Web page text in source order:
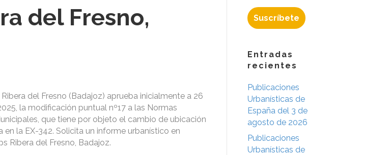
del Fresno,
del Fresno (Badajoz) aprueba inicialmente a 26
la modificación puntual nº17 a las Normas
que tiene por objeto el cambio de ubicación
en la EX-342. Solicita un informe urbanístico en
Ribera del Fresno, Badajoz.
Suscríbete
Entradas
recientes
Publicaciones
Urbanísticas de
España del 3 de
agosto de 2026
Publicaciones
Urbanísticas de